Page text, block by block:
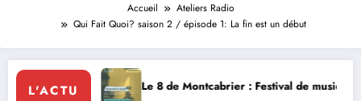
Accueil
Ateliers Radio
Qui Fait Quoi? saison 2 / épisode 1: La fin est un début
L'ACTU
: Festival de musique classique le 8 et 9 août La Thérapie